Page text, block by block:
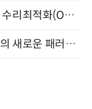
[올쇼TV] AI 시대의 의사결정을 바꾸는 수리최적화(Optimization) 소개 (8/20 생방송)
“AI와 함께 일하는 시대 ” - 스마트 워크의 새로운 패러다임 (9/11)